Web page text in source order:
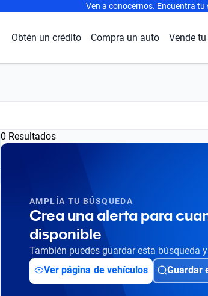
Ven a conocernos. Encuentra tu
Obtén un crédito Compra un auto Vende
0 Resultados
AMPLÍA TU BÚSQUEDA
Crea una alerta para
disponible
También puedes guardar esta búsqueda
Ver página de vehículos
Guardar